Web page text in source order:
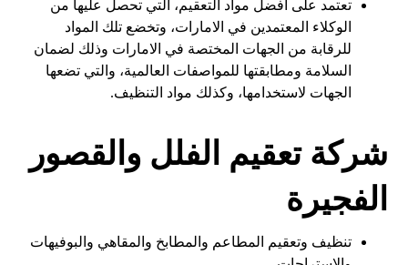
تعتمد على أفضل مواد التعقيم، التي تحصل عليها من
الوكلاء المعتمدين في الامارات، وتخضع تلك المواد
للرقابة من الجهات المختصة في الامارات وذلك لضمان
السلامة ومطابقتها للمواصفات العالمية، والتي تضعها
الجهات لاستخدامها، وكذلك مواد التنظيف.
شركة تعقيم الفلل والقصور
الفجيرة
تنظيف وتعقيم المطاعم والمطابخ والمقاهي والبوفيهات